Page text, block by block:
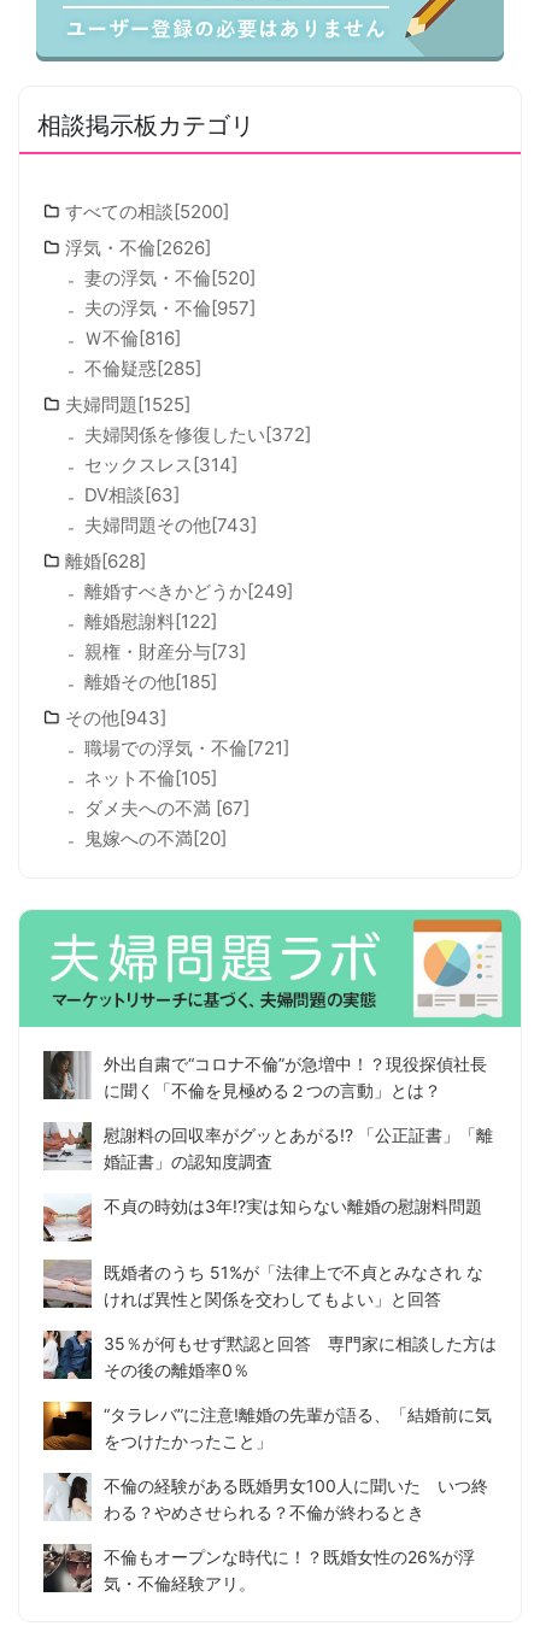
相談掲示板カテゴリ
すべての相談[5200]
浮気・不倫[2626]
妻の浮気・不倫[520]
夫の浮気・不倫[957]
Ｗ不倫[816]
不倫疑惑[285]
夫婦問題[1525]
夫婦関係を修復したい[372]
セックスレス[314]
DV相談[63]
夫婦問題その他[743]
離婚[628]
離婚すべきかどうか[249]
離婚慰謝料[122]
親権・財産分与[73]
離婚その他[185]
その他[943]
職場での浮気・不倫[721]
ネット不倫[105]
ダメ夫への不満 [67]
鬼嫁への不満[20]
外出自粛で“コロナ不倫”が急増中！？現役探偵社長
に聞く「不倫を見極める２つの言動」とは？
慰謝料の回収率がグッとあがる!? 「公正証書」「離
婚証書」の認知度調査
不貞の時効は3年!?実は知らない離婚の慰謝料問題
既婚者のうち 51%が「法律上で不貞とみなされ な
ければ異性と関係を交わしてもよい」と回答
35％が何もせず黙認と回答 専門家に相談した方は
その後の離婚率0％
“タラレバ”に注意!離婚の先輩が語る、「結婚前に気
をつけたかったこと」
不倫の経験がある既婚男女100人に聞いた いつ終
わる？やめさせられる？不倫が終わるとき
不倫もオープンな時代に！？既婚女性の26%が浮
気・不倫経験アリ。